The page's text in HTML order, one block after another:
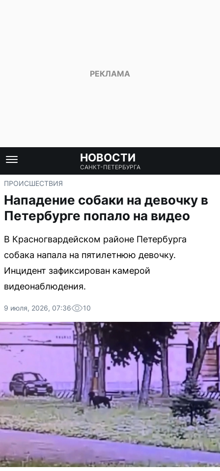
НОВОСТИ
САНКТ-ПЕТЕРБУРГА
ПРОИСШЕСТВИЯ
Нападение собаки на девочку в
Петербурге попало на видео
В Красногвардейском районе Петербурга
собака напала на пятилетнюю девочку.
Инцидент зафиксирован камерой
видеонаблюдения.
9 июля, 2026, 07:36 10